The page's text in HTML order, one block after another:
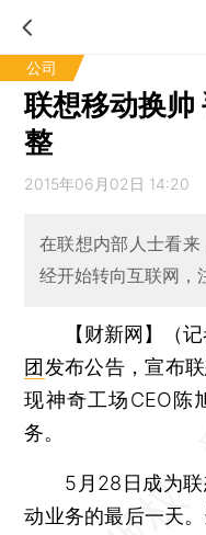
公司
联想移动换帅
整
2015年06月02日 14:20
在联想内部人士看
经开始转向互联网，
【财新网】（
团 发布公告，宣布
现神奇工场CEO陈
务。
5月28日成为联
动业务的最后一天